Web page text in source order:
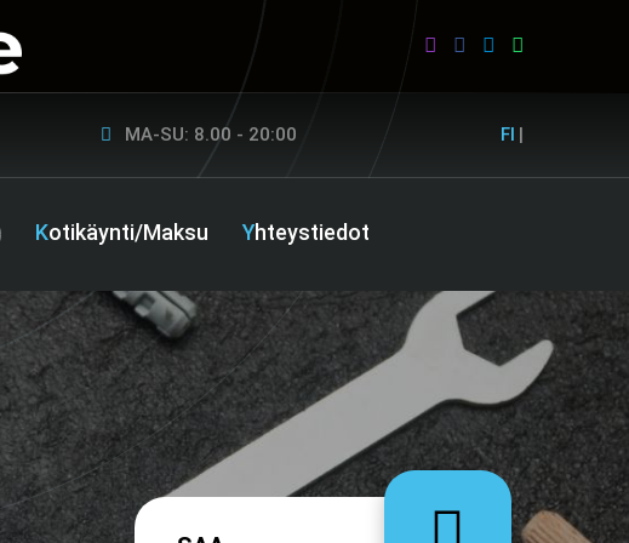
MA-SU: 8.00 - 20:00 FI |
Kotikäynti/Maksu Yhteystiedot